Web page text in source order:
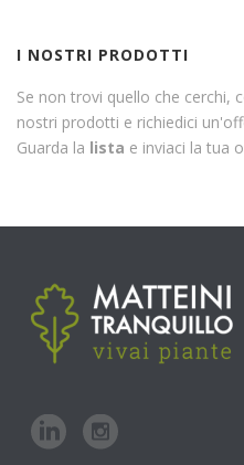
I NOSTRI PRODOTTI
Se non trovi quello che cerchi,
nostri prodotti e richiedici
Guarda la lista e inviaci la tua